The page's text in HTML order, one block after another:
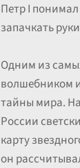
Петр I
запачкать
Одним из
волшебником
тайны мира.
России
карту
он